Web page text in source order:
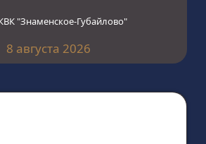
"Знаменское-Губайлово"
8 августа 2026